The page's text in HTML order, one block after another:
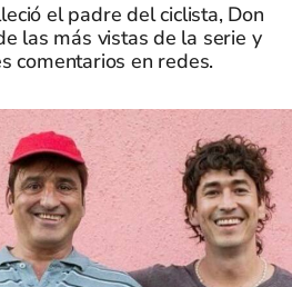
el padre del ciclista, Don
las más vistas de la serie y
comentarios en redes.